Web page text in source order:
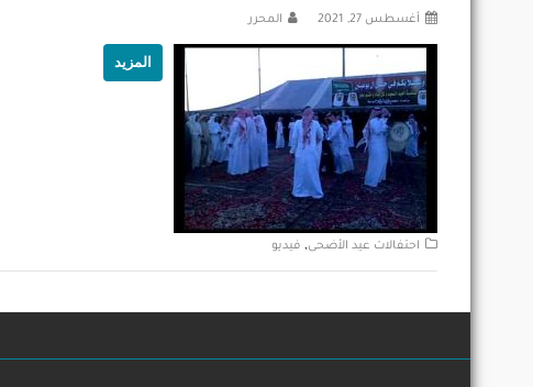
أغسطس 27, 2021 المحرر
المزيد
احتفالات عيد الأضحى, فيديو